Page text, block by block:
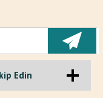
Edin